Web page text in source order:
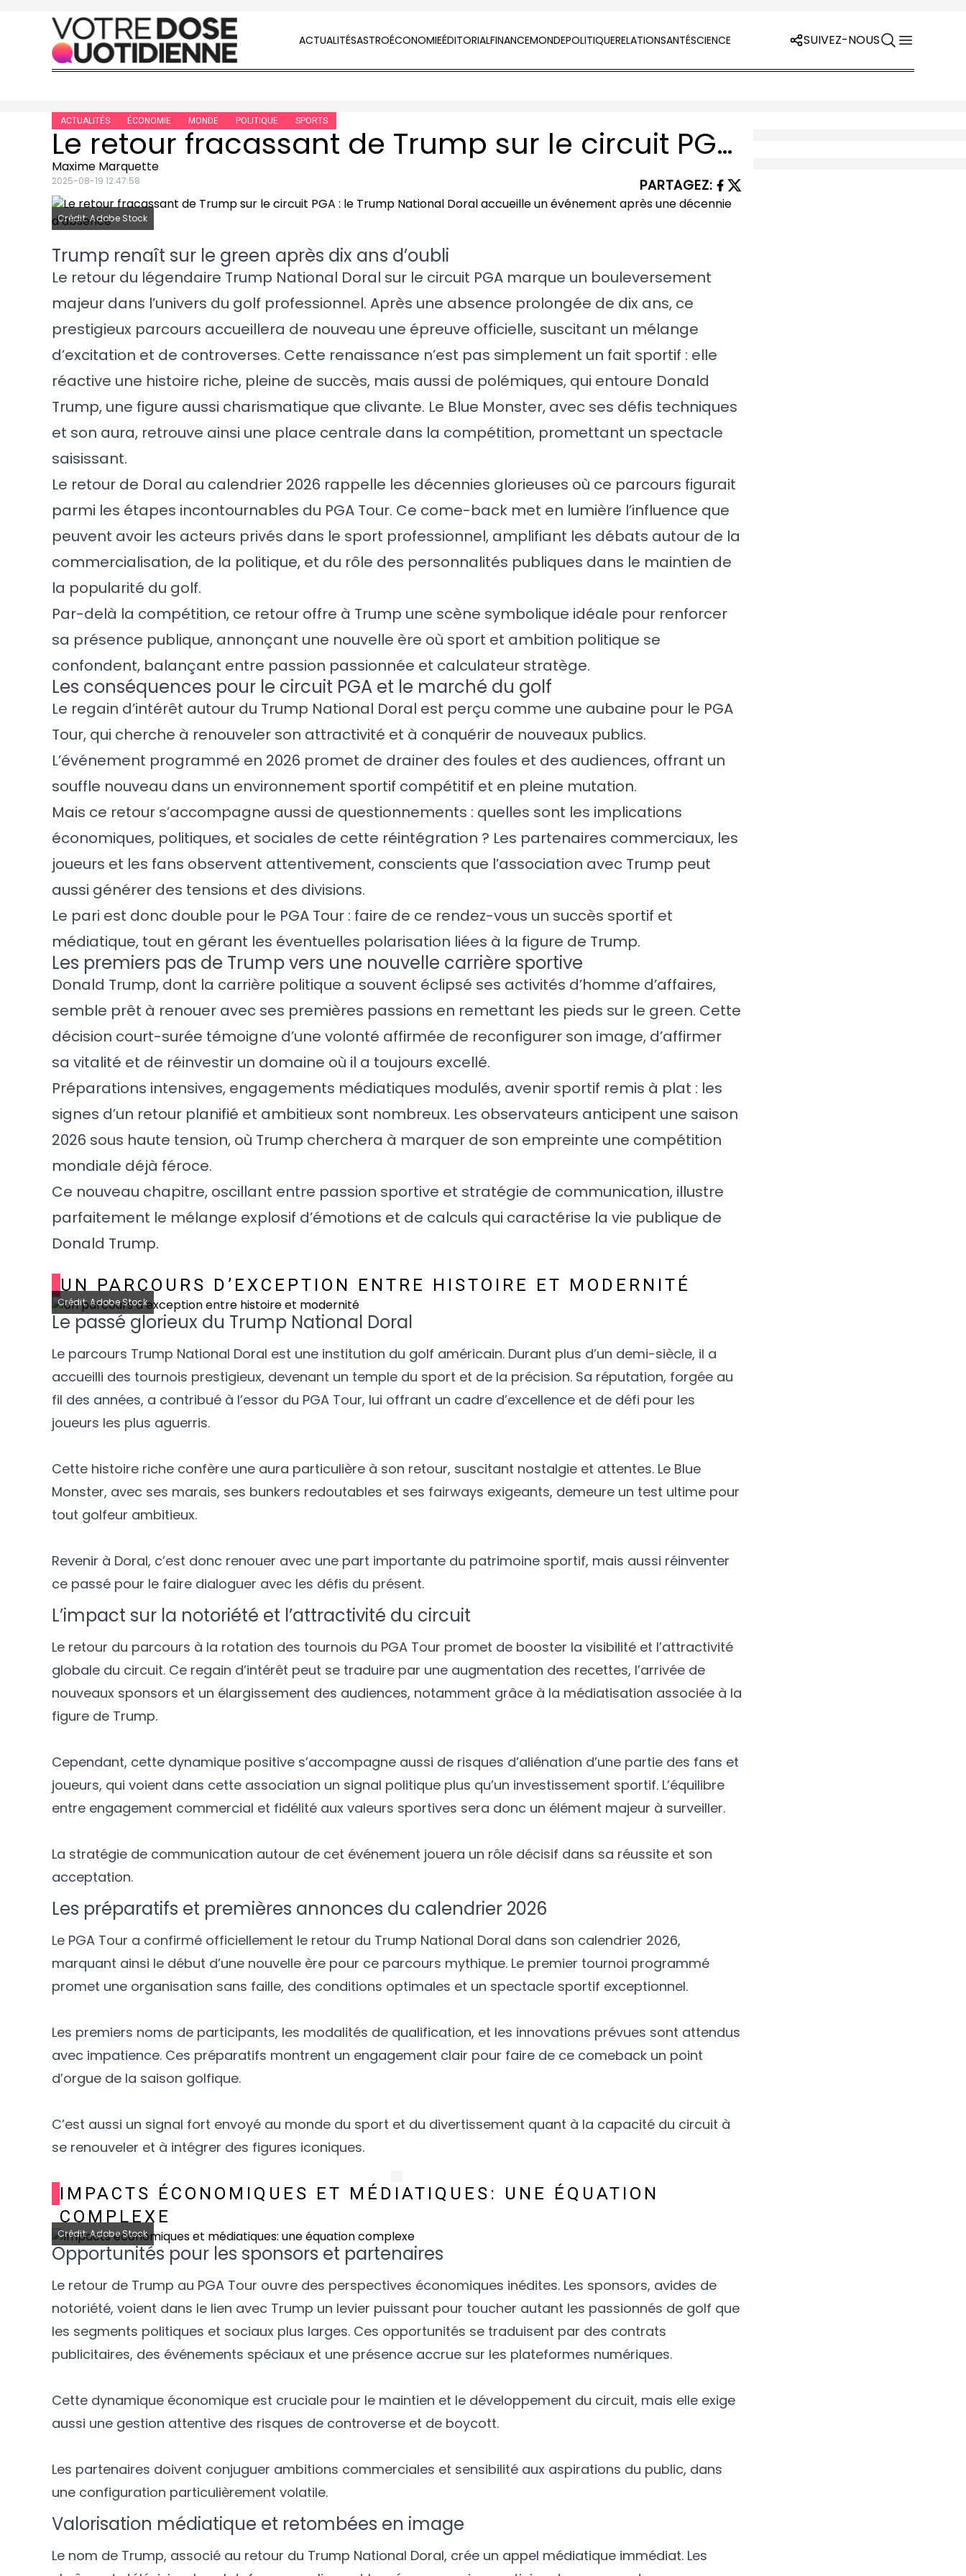
Skip to content
ACTUALITÉSASTROÉCONOMIEÉDITORIALFINANCEMONDEPOLITIQUERELATIONSANTÉSCIENCE SUIVEZ-NOUS
ACTUALITÉS ÉCONOMIE MONDE POLITIQUE SPORTS
Le retour fracassant de Trump sur le circuit PGA : le Trump National Doral accueille un événement après une décennie d’absence
Maxime Marquette
2025-08-19 12:47:58 PARTAGEZ:
Crédit: Adobe Stock
Trump renaît sur le green après dix ans d’oubli
Le retour du légendaire Trump National Doral sur le circuit PGA marque un bouleversement
majeur dans l’univers du golf professionnel. Après une absence prolongée de dix ans, ce
prestigieux parcours accueillera de nouveau une épreuve officielle, suscitant un mélange
d’excitation et de controverses. Cette renaissance n’est pas simplement un fait sportif : elle
réactive une histoire riche, pleine de succès, mais aussi de polémiques, qui entoure Donald
Trump, une figure aussi charismatique que clivante. Le Blue Monster, avec ses défis techniques
et son aura, retrouve ainsi une place centrale dans la compétition, promettant un spectacle
saisissant.
Le retour de Doral au calendrier 2026 rappelle les décennies glorieuses où ce parcours figurait
parmi les étapes incontournables du PGA Tour. Ce come-back met en lumière l’influence que
peuvent avoir les acteurs privés dans le sport professionnel, amplifiant les débats autour de la
commercialisation, de la politique, et du rôle des personnalités publiques dans le maintien de
la popularité du golf.
Par-delà la compétition, ce retour offre à Trump une scène symbolique idéale pour renforcer
sa présence publique, annonçant une nouvelle ère où sport et ambition politique se
confondent, balançant entre passion passionnée et calculateur stratège.
Les conséquences pour le circuit PGA et le marché du golf
Le regain d’intérêt autour du Trump National Doral est perçu comme une aubaine pour le PGA
Tour, qui cherche à renouveler son attractivité et à conquérir de nouveaux publics.
L’événement programmé en 2026 promet de drainer des foules et des audiences, offrant un
souffle nouveau dans un environnement sportif compétitif et en pleine mutation.
Mais ce retour s’accompagne aussi de questionnements : quelles sont les implications
économiques, politiques, et sociales de cette réintégration ? Les partenaires commerciaux, les
joueurs et les fans observent attentivement, conscients que l’association avec Trump peut
aussi générer des tensions et des divisions.
Le pari est donc double pour le PGA Tour : faire de ce rendez-vous un succès sportif et
médiatique, tout en gérant les éventuelles polarisation liées à la figure de Trump.
Les premiers pas de Trump vers une nouvelle carrière sportive
Donald Trump, dont la carrière politique a souvent éclipsé ses activités d’homme d’affaires,
semble prêt à renouer avec ses premières passions en remettant les pieds sur le green. Cette
décision court-surée témoigne d’une volonté affirmée de reconfigurer son image, d’affirmer
sa vitalité et de réinvestir un domaine où il a toujours excellé.
Préparations intensives, engagements médiatiques modulés, avenir sportif remis à plat : les
signes d’un retour planifié et ambitieux sont nombreux. Les observateurs anticipent une saison
2026 sous haute tension, où Trump cherchera à marquer de son empreinte une compétition
mondiale déjà féroce.
Ce nouveau chapitre, oscillant entre passion sportive et stratégie de communication, illustre
parfaitement le mélange explosif d’émotions et de calculs qui caractérise la vie publique de
Donald Trump.
UN PARCOURS D’EXCEPTION ENTRE HISTOIRE ET MODERNITÉ
Crédit: Adobe Stock
Le passé glorieux du Trump National Doral
Le parcours Trump National Doral est une institution du golf américain. Durant plus d’un demi-siècle, il a
accueilli des tournois prestigieux, devenant un temple du sport et de la précision. Sa réputation, forgée au
fil des années, a contribué à l’essor du PGA Tour, lui offrant un cadre d’excellence et de défi pour les
joueurs les plus aguerris.
Cette histoire riche confère une aura particulière à son retour, suscitant nostalgie et attentes. Le Blue
Monster, avec ses marais, ses bunkers redoutables et ses fairways exigeants, demeure un test ultime pour
tout golfeur ambitieux.
Revenir à Doral, c’est donc renouer avec une part importante du patrimoine sportif, mais aussi réinventer
ce passé pour le faire dialoguer avec les défis du présent.
L’impact sur la notoriété et l’attractivité du circuit
Le retour du parcours à la rotation des tournois du PGA Tour promet de booster la visibilité et l’attractivité
globale du circuit. Ce regain d’intérêt peut se traduire par une augmentation des recettes, l’arrivée de
nouveaux sponsors et un élargissement des audiences, notamment grâce à la médiatisation associée à la
figure de Trump.
Cependant, cette dynamique positive s’accompagne aussi de risques d’aliénation d’une partie des fans et
joueurs, qui voient dans cette association un signal politique plus qu’un investissement sportif. L’équilibre
entre engagement commercial et fidélité aux valeurs sportives sera donc un élément majeur à surveiller.
La stratégie de communication autour de cet événement jouera un rôle décisif dans sa réussite et son
acceptation.
Les préparatifs et premières annonces du calendrier 2026
Le PGA Tour a confirmé officiellement le retour du Trump National Doral dans son calendrier 2026,
marquant ainsi le début d’une nouvelle ère pour ce parcours mythique. Le premier tournoi programmé
promet une organisation sans faille, des conditions optimales et un spectacle sportif exceptionnel.
Les premiers noms de participants, les modalités de qualification, et les innovations prévues sont attendus
avec impatience. Ces préparatifs montrent un engagement clair pour faire de ce comeback un point
d’orgue de la saison golfique.
C’est aussi un signal fort envoyé au monde du sport et du divertissement quant à la capacité du circuit à
se renouveler et à intégrer des figures iconiques.
IMPACTS ÉCONOMIQUES ET MÉDIATIQUES: UNE ÉQUATION
COMPLEXE
Crédit: Adobe Stock
Opportunités pour les sponsors et partenaires
Le retour de Trump au PGA Tour ouvre des perspectives économiques inédites. Les sponsors, avides de
notoriété, voient dans le lien avec Trump un levier puissant pour toucher autant les passionnés de golf que
les segments politiques et sociaux plus larges. Ces opportunités se traduisent par des contrats
publicitaires, des événements spéciaux et une présence accrue sur les plateformes numériques.
Cette dynamique économique est cruciale pour le maintien et le développement du circuit, mais elle exige
aussi une gestion attentive des risques de controverse et de boycott.
Les partenaires doivent conjuguer ambitions commerciales et sensibilité aux aspirations du public, dans
une configuration particulièrement volatile.
Valorisation médiatique et retombées en image
Le nom de Trump, associé au retour du Trump National Doral, crée un appel médiatique immédiat. Les